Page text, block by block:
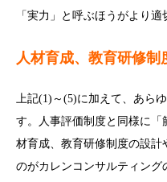
「実力」と呼ぶほうがより適
人材育成、教育研修制
上記(1)～(5)に加えて、あら
す。人事評価制度と同様に「
材育成、教育研修制度の設計
のがカレンコンサルティング